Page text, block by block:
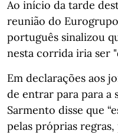
Ao início da tarde
reunião do
português sinalizou
nesta corrida iria ser
Em declarações aos
de entrar para para a
Sarmento disse que
pelas próprias